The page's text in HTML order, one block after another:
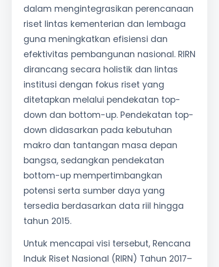
dalam mengintegrasikan perencanaan
riset lintas kementerian dan lembaga
guna meningkatkan efisiensi dan
efektivitas pembangunan nasional. RIRN
dirancang secara holistik dan lintas
institusi dengan fokus riset yang
ditetapkan melalui pendekatan top-
down dan bottom-up. Pendekatan top-
down didasarkan pada kebutuhan
makro dan tantangan masa depan
bangsa, sedangkan pendekatan
bottom-up mempertimbangkan
potensi serta sumber daya yang
tersedia berdasarkan data riil hingga
tahun 2015.
Untuk mencapai visi tersebut, Rencana
Induk Riset Nasional (RIRN) Tahun 2017–